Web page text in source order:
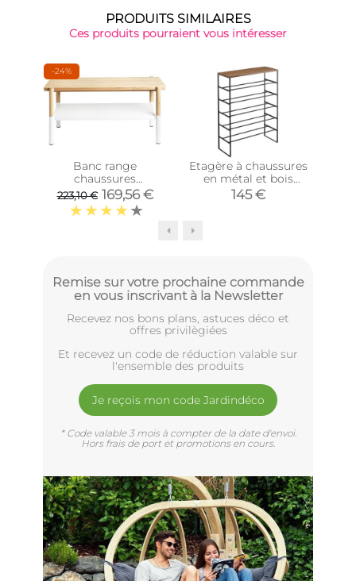
PRODUITS SIMILAIRES
Ces produits pourraient vous intéresser
-24%
Banc range
chaussures
Promenade
223,10 € 169,56 €
Etagère à chaussures
en métal et bois
Tower (Noir)
145 €
Remise sur votre prochaine commande
en vous inscrivant à la Newsletter
Recevez nos bons plans, astuces déco et
offres privilègiées
Et recevez un code de réduction valable sur
l'ensemble des produits
Je reçois mon code Jardindéco
* Code valable 3 mois à compter de la date d'envoi.
Hors frais de port et promotions en cours.